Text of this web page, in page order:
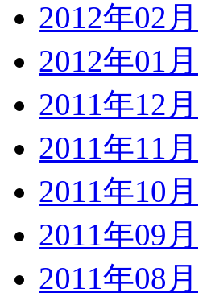
2012年02月
2012年01月
2011年12月
2011年11月
2011年10月
2011年09月
2011年08月